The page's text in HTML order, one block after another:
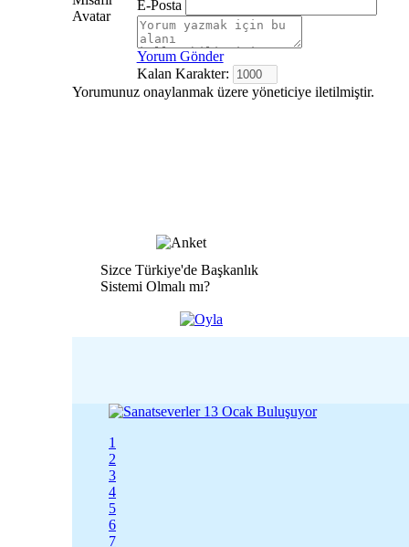
E-Posta
Yorum Gönder
Kalan Karakter:
Yorumunuz onaylanmak üzere yöneticiye iletilmiştir.
Sizce Türkiye'de Başkanlık
Sistemi Olmalı mı?
1
2
3
4
5
6
7